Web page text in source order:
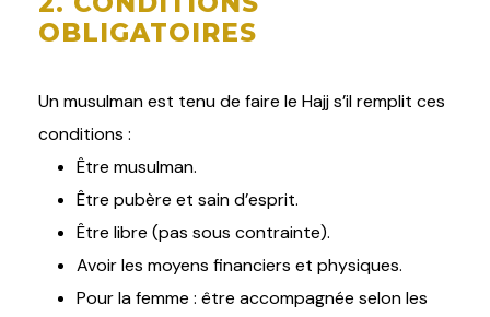
OBLIGATOIRES
Un musulman est tenu de faire le Hajj s’il remplit ces
conditions :
Être musulman.
Être pubère et sain d’esprit.
Être libre (pas sous contrainte).
Avoir les moyens financiers et physiques.
Pour la femme : être accompagnée selon les